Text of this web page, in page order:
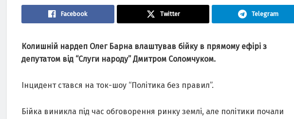
Facebook Twitter Telegram
Колишній нардеп Олег Барна влаштував бійку в прямому ефірі з
депутатом від “Слуги народу” Дмитром Соломчуком.
Інцидент стався на ток-шоу “Політика без правил”.
Бійка виникла під час обговорення ринку землі, але політики почали